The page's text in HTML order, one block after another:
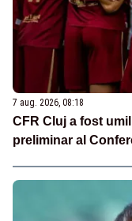
7 aug. 2026, 08:18
CFR Cluj a fost
preliminar al